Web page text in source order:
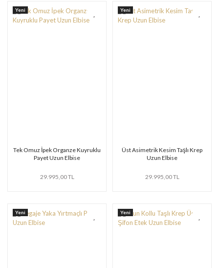
Yeni
Tek Omuz İpek Organze Kuyruklu
Payet Uzun Elbise
29.995,00 TL
Yeni
Üst Asimetrik Kesim Taşlı Krep
Uzun Elbise
29.995,00 TL
Yeni Yeni